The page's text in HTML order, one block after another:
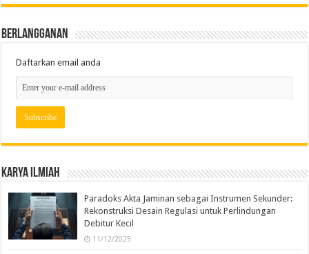
Berlangganan
Daftarkan email anda
Karya Ilmiah
Paradoks Akta Jaminan sebagai Instrumen Sekunder:
Rekonstruksi Desain Regulasi untuk Perlindungan
Debitur Kecil
11/12/2025